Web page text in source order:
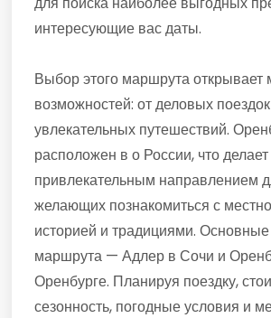
интересующие вас даты.
Выбор этого маршрута открывает
возможностей: от деловых
увлекательных путешествий.
расположен в о России, что делает
привлекательным направлением
желающих познакомиться с
историей и традициями.
маршрута — Адлер в Сочи и
Оренбурге. Планируя поездку,
сезонность, погодные условия и